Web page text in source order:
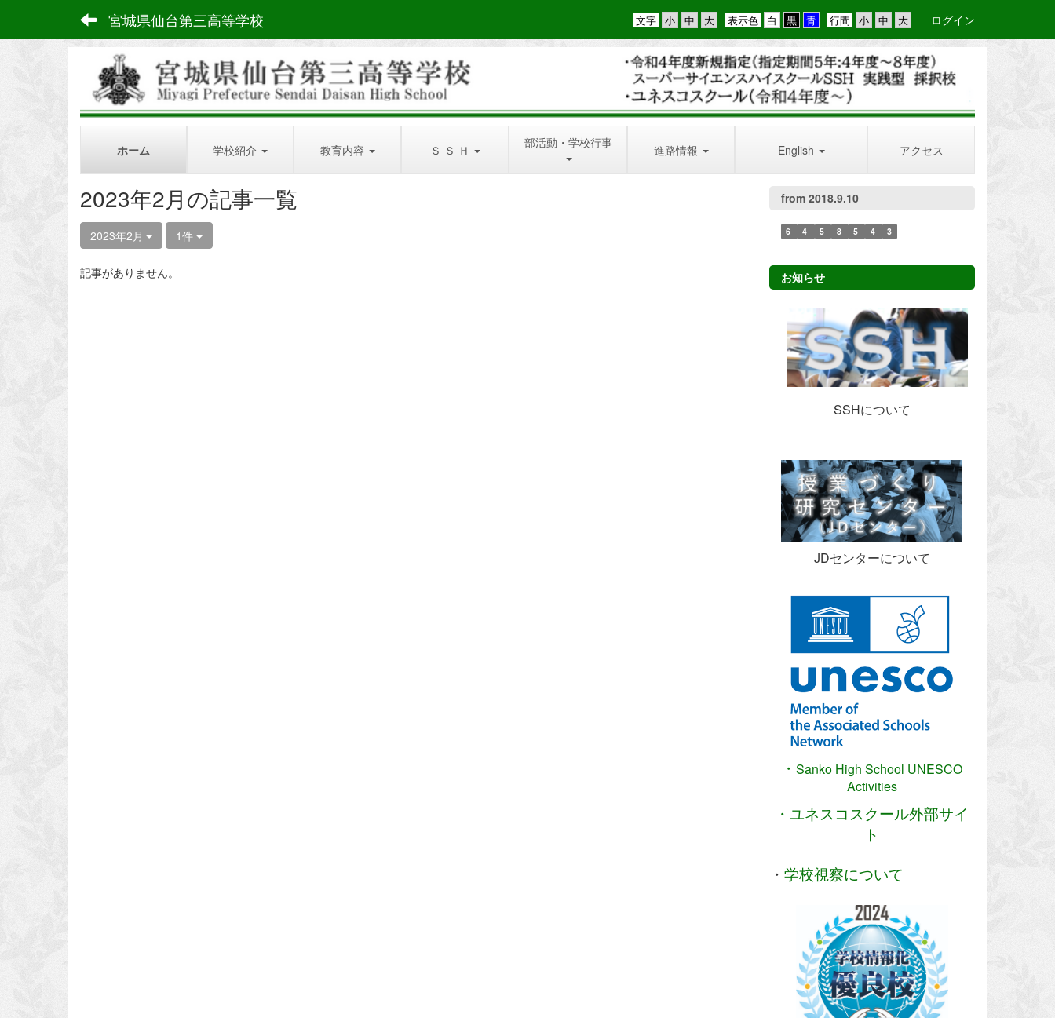
宮城県仙台第三高等学校 行間
表示色
文字 ログイン
ホーム 学校紹介 教育内容 Ｓ Ｓ Ｈ 部活動・学校行事 進路情報 English アクセス
2023年2月の記事一覧
2023年2月 1件
記事がありません。
from 2018.9.10
6 4 5 8 5 4 3
お知らせ
SSHについて
JDセンターについて
・Sanko High School UNESCO
Activities
・ユネスコスクール外部サイ
ト
・ 学校視察について